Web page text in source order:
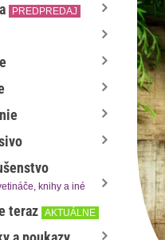
PREDPREDAJ
knihy a iné
teraz AKTUÁLNE